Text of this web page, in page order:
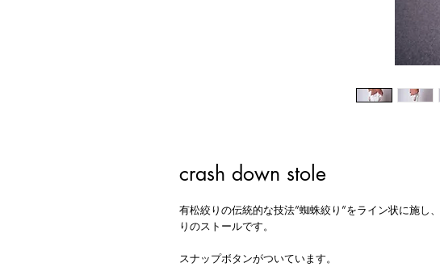
crash down stole
有松絞りの伝統的な技法”蜘蛛絞り”をライン状に施し
りのストールです。
スナップボタンがついています。